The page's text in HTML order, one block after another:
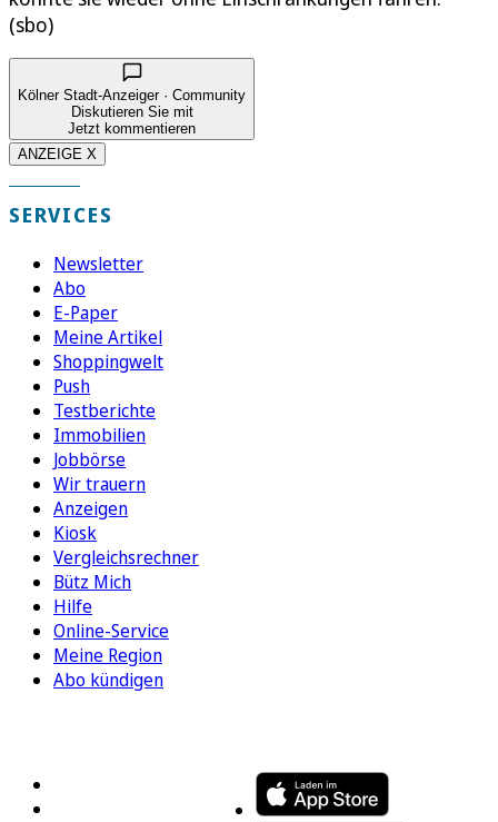
(sbo)
Kölner Stadt-Anzeiger · Community
Diskutieren Sie mit
Jetzt kommentieren
ANZEIGE X
SERVICES
Newsletter
Abo
E-Paper
Meine Artikel
Shoppingwelt
Push
Testberichte
Immobilien
Jobbörse
Wir trauern
Anzeigen
Kiosk
Vergleichsrechner
Bütz Mich
Hilfe
Online-Service
Meine Region
Abo kündigen